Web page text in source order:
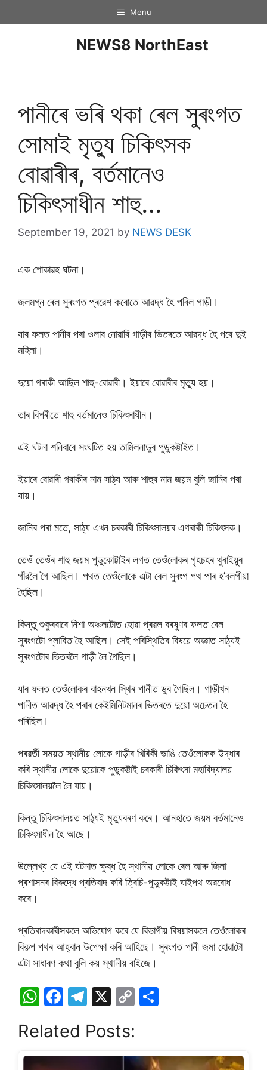
Menu
NEWS8 NorthEast
পানীৰে ভৰি থকা ৰেল সুৰংগত
সোমাই মৃত্যু চিকিৎসক
বোৱাৰীৰ, বৰ্তমানেও
চিকিৎসাধীন শাহু…
September 19, 2021 by NEWS DESK
এক শোকাৱহ ঘটনা।
জলমগ্ন ৰেল সুৰংগত প্ৰৱেশ কৰোতে আৱদ্ধ হৈ পৰিল গাড়ী।
যাৰ ফলত পানীৰ পৰা ওলাব নোৱাৰি গাড়ীৰ ভিতৰতে আৱদ্ধ হৈ পৰে দুই
মহিলা।
দুয়ো গৰাকী আছিল শাহু-বোৱাৰী। ইয়াৰে বোৱাৰীৰ মৃত্যু হয়।
তাৰ বিপৰীতে শাহু বৰ্তমানেও চিকিৎসাধীন।
এই ঘটনা শনিবাৰে সংঘটিত হয় তামিলনাডুৰ পুডুকট্টাইত।
ইয়াৰে বোৱাৰী গৰাকীৰ নাম সাঠ্য আৰু শাহুৰ নাম জয়ম বুলি জানিব পৰা
যায়।
জানিব পৰা মতে, সাঠ্য এখন চৰকাৰী চিকিৎসালয়ৰ এগৰাকী চিকিৎসক।
তেওঁ তেওঁৰ শাহু জয়ম পুডুকোট্টাইৰ লগত তেওঁলোকৰ গৃহচহৰ থুৰাইয়ুৰ
গাঁৱলৈ গৈ আছিল। পথত তেওঁলোকে এটা ৰেল সুৰংগ পথ পাৰ হ’বলগীয়া
হৈছিল।
কিন্তু শুকুৰবাৰে নিশা অঞ্চলটোত হোৱা প্ৰৱল বৰষুণৰ ফলত ৰেল
সুৰংগটো প্লাবিত হৈ আছিল। সেই পৰিস্থিতিৰ বিষয়ে অজ্ঞাত সাঠ্যই
সুৰংগটোৰ ভিতৰলৈ গাড়ী লৈ গৈছিল।
যাৰ ফলত তেওঁলোকৰ বাহনখন স্থিৰ পানীত ডুব গৈছিল। গাড়ীখন
পানীত আৱদ্ধ হৈ পৰাৰ কেইমিনিটমানৰ ভিতৰতে দুয়ো অচেতন হৈ
পৰিছিল।
পৰৱৰ্তী সময়ত স্থানীয় লোকে গাড়ীৰ খিৰিকী ভাঙি তেওঁলোকক উদ্ধাৰ
কৰি স্থানীয় লোকে দুয়োকে পুডুকট্টাই চৰকাৰী চিকিৎসা মহাবিদ্যালয়
চিকিৎসালয়লৈ লৈ যায়।
কিন্তু চিকিৎসালয়ত সাঠ্যই মৃত্যুবৰণ কৰে। আনহাতে জয়ম বৰ্তমানেও
চিকিৎসাধীন হৈ আছে।
উল্লেখ্য যে এই ঘটনাত ক্ষুব্ধ হৈ স্থানীয় লোকে ৰেল আৰু জিলা
প্ৰশাসনৰ বিৰুদ্ধে প্ৰতিবাদ কৰি ত্ৰিচি-পুডুকট্টাই ঘাইপথ অৱৰোধ
কৰে।
প্ৰতিবাদকাৰীসকলে অভিযোগ কৰে যে বিভাগীয় বিষয়াসকলে তেওঁলোকৰ
বিকল্প পথৰ আহ্বান উপেক্ষা কৰি আহিছে। সুৰংগত পানী জমা হোৱাটো
এটা সাধাৰণ কথা বুলি কয় স্থানীয় ৰাইজে।
W
at
s
F
c
e
T
e
gr
X
C
y e
Related Posts: